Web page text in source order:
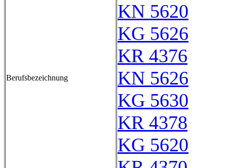
Berufsbezeichnung
KN 5620
KG 5626
KR 4376
KN 5626
KG 5630
KR 4378
KG 5620